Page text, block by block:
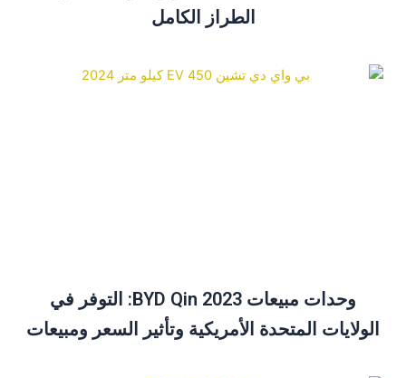
الطراز الكامل
وحدات مبيعات BYD Qin 2023: التوفر في
الولايات المتحدة الأمريكية وتأثير السعر ومبيعات